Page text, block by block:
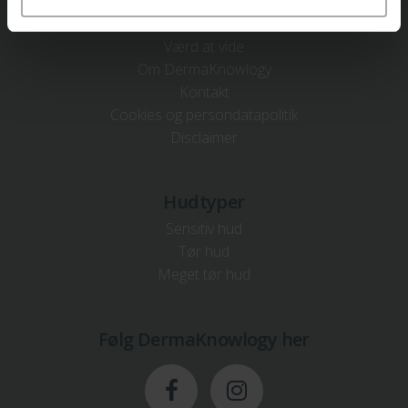
Produkter
Cookies og persondatapolitik
Tør hud
Meget tør hud